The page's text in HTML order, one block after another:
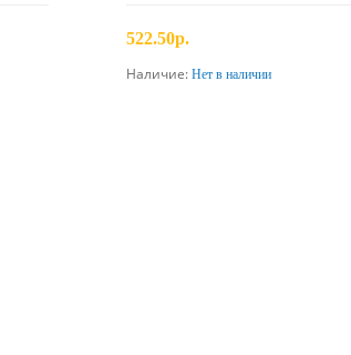
522.50р.
Предзаказ
Наличие: Нет в наличии